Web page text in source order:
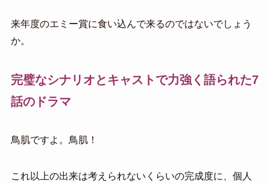
来年度のエミー賞に食い込んで来るのではないでしょう
か。
完璧なシナリオとキャストで力強く語られた7
話のドラマ
鳥肌ですよ。鳥肌！
これ以上の出来は考えられないくらいの完成度に、個人